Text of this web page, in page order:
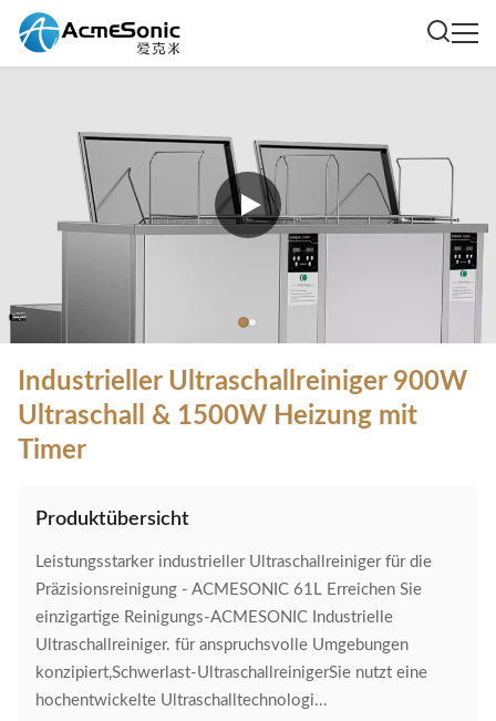
Industrieller Ultraschallreiniger 900W
Ultraschall & 1500W Heizung mit
Timer
Produktübersicht
Leistungsstarker industrieller Ultraschallreiniger für die
Präzisionsreinigung - ACMESONIC 61L Erreichen Sie
einzigartige Reinigungs-ACMESONIC Industrielle
Ultraschallreiniger. für anspruchsvolle Umgebungen
konzipiert,Schwerlast-UltraschallreinigerSie nutzt eine
hochentwickelte Ultraschalltechnologi...